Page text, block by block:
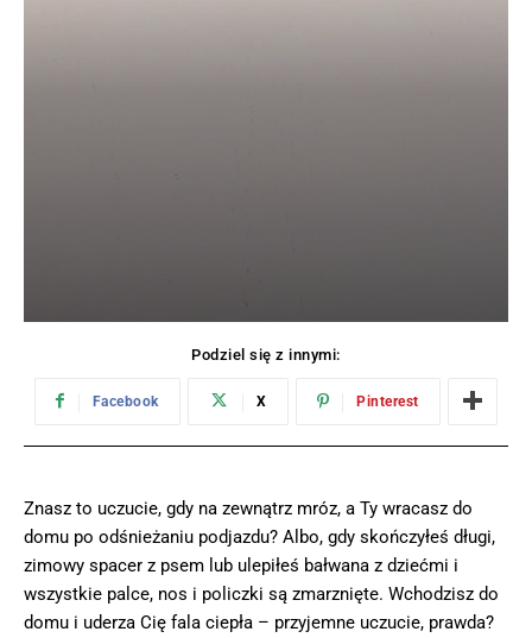
Podziel się z innymi:
Facebook X Pinterest
Znasz to uczucie, gdy na zewnątrz mróz, a Ty wracasz do
domu po odśnieżaniu podjazdu? Albo, gdy skończyłeś długi,
zimowy spacer z psem lub ulepiłeś bałwana z dziećmi i
wszystkie palce, nos i policzki są zmarznięte. Wchodzisz do
domu i uderza Cię fala ciepła – przyjemne uczucie, prawda?